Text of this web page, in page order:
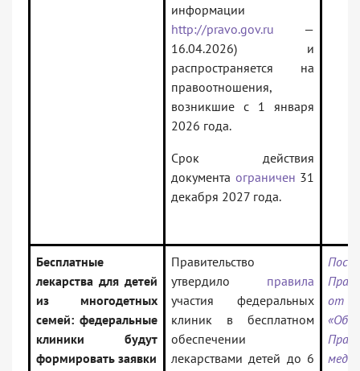
информации
http://pravo.gov.ru —
16.04.2026) и
распространяется на
правоотношения,
возникшие с 1 января
2026 года.
Срок действия
документа ограничен 31
декабря 2027 года.
Бесплатные
лекарства для детей
из многодетных
семей: федеральные
клиники будут
формировать заявки
Правительство
утвердило правила
участия федеральных
клиник в бесплатном
обеспечении
лекарствами детей до 6
от
«Об